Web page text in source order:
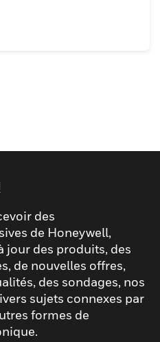
des
leur produit,
potentielles
Test et
de preuve de
des
de Honeywell,
jour des produits, des
de nouvelles offres,
des sondages, nos
sujets connexes par
formes de